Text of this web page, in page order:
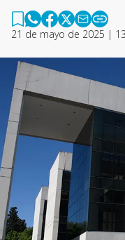
21 de mayo de 2025 |